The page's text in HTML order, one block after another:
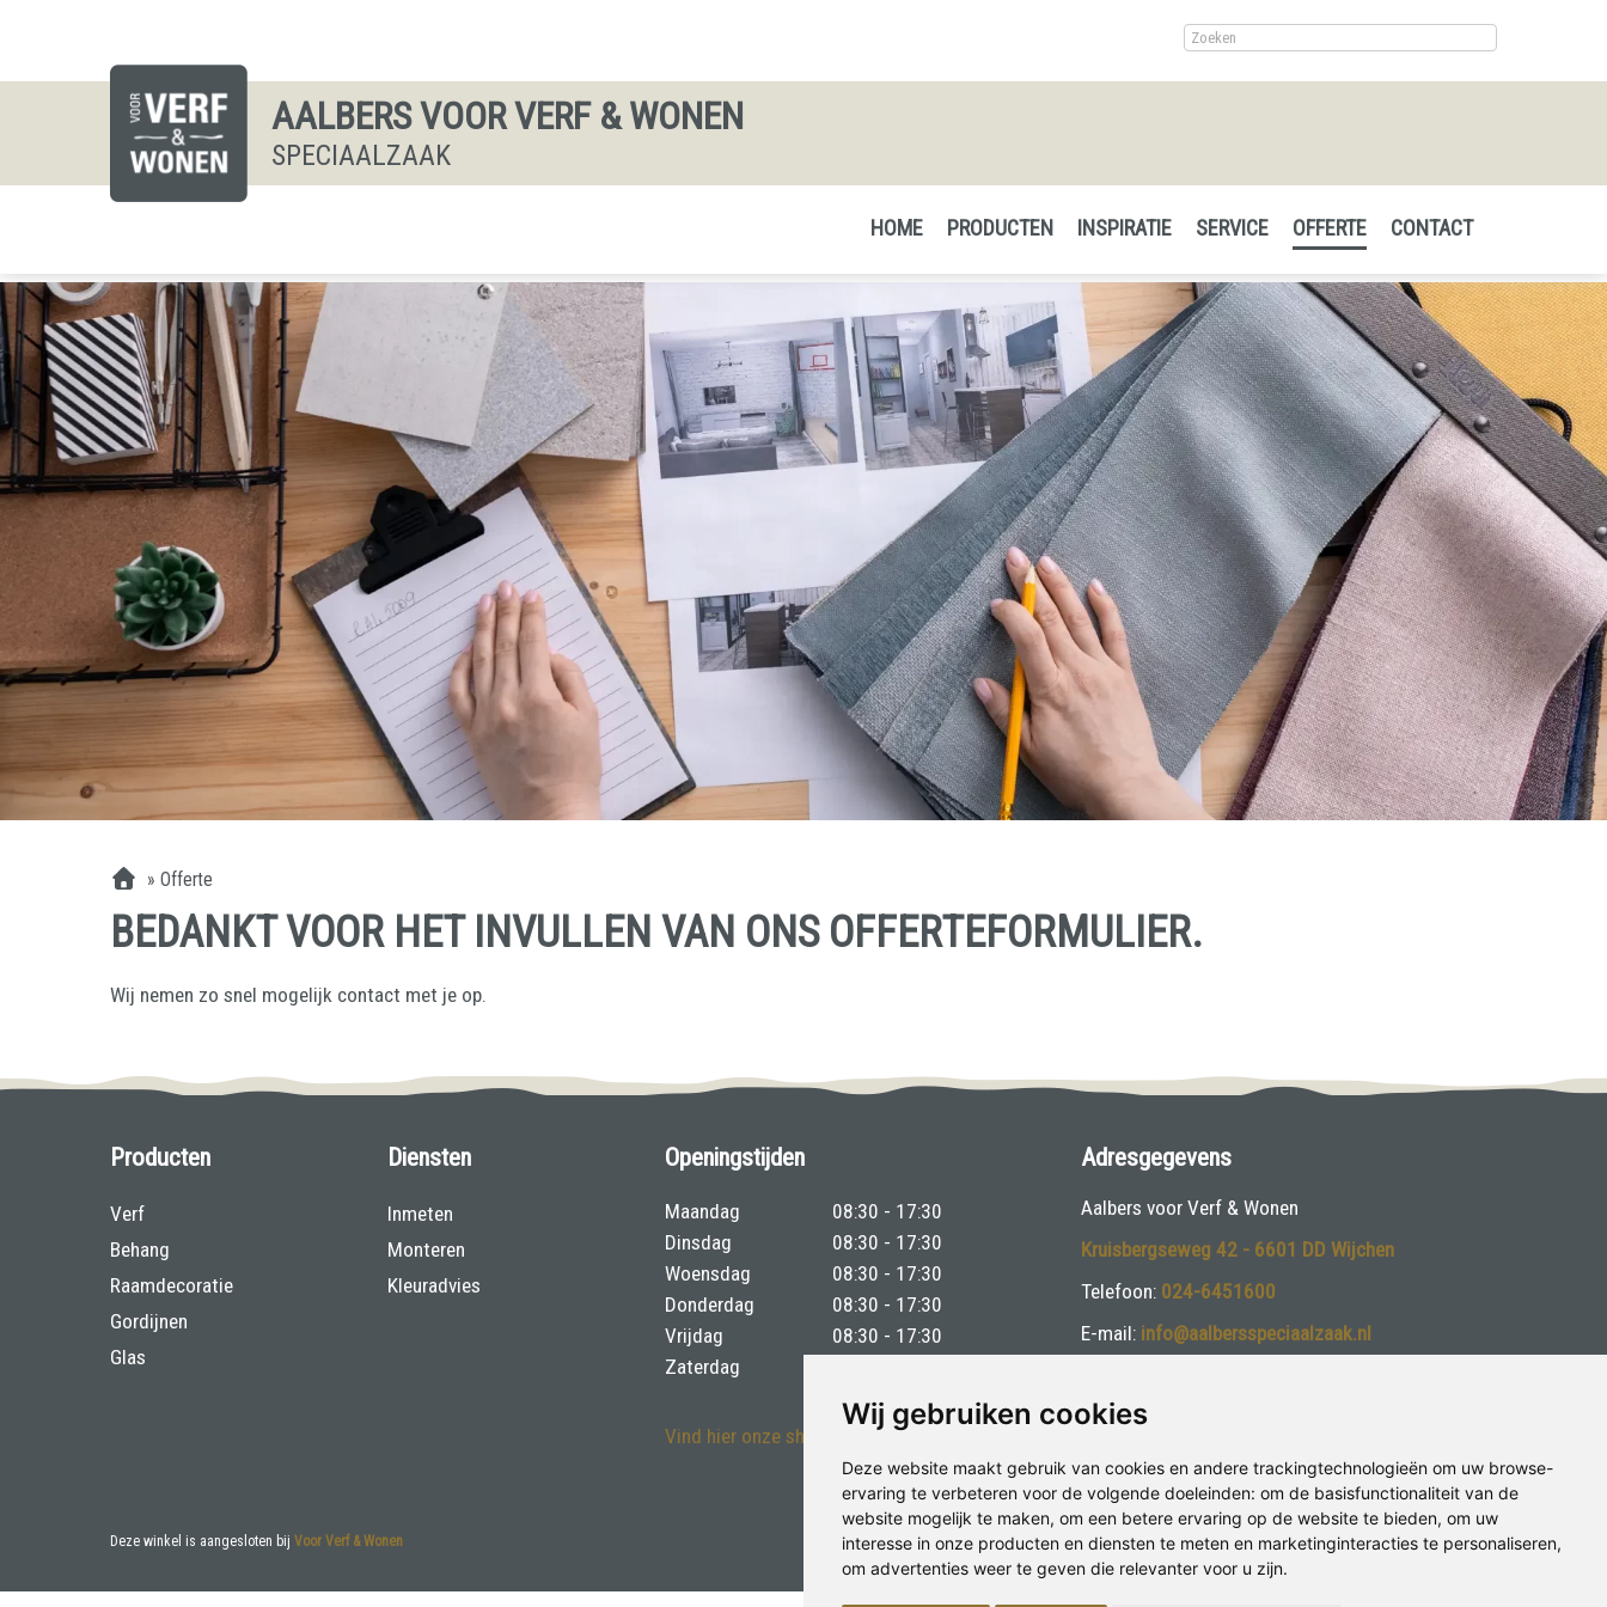
Wij gebruiken cookies
Deze website maakt gebruik van cookies en andere trackingtechnologieën om uw browse-
ervaring te verbeteren voor de volgende doeleinden: om de basisfunctionaliteit van de
website mogelijk te maken, om een betere ervaring op de website te bieden, om uw
interesse in onze producten en diensten te meten en marketinginteracties te personaliseren,
om advertenties weer te geven die relevanter voor u zijn.
AALBERS VOOR VERF & WONEN
SPECIAALZAAK
HOME PRODUCTEN INSPIRATIE SERVICE OFFERTE CONTACT
»Offerte
BEDANKT VOOR HET INVULLEN VAN ONS OFFERTEFORMULIER.
Wij nemen zo snel mogelijk contact met je op.
Producten
Verf
Behang
Raamdecoratie
Gordijnen
Glas
Diensten
Inmeten
Monteren
Kleuradvies
Openingstijden
Maandag
08:30 - 17:30
Dinsdag
08:30 - 17:30
Woensdag
08:30 - 17:30
Donderdag
08:30 - 17:30
Vrijdag
08:30 - 17:30
Zaterdag
Vind hier onze showroom
Adresgegevens
Aalbers voor Verf & Wonen
Kruisbergseweg 42 - 6601 DD Wijchen
Telefoon: 024-6451600
E-mail: info@aalbersspeciaalzaak.nl
Volg ons:
Deze winkel is aangesloten bij Voor Verf & Wonen